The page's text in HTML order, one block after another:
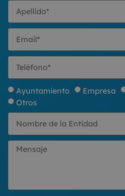
Ayuntamiento Empresa
Otros